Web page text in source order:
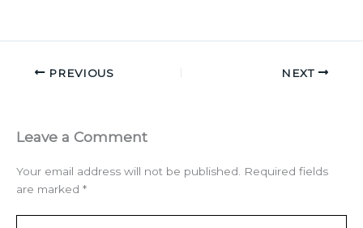
PREVIOUS NEXT
Leave a Comment
Your email address will not be published.
Required fields
are marked *